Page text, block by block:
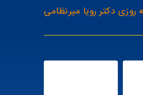
روزی دکتر رویا میرنظامی